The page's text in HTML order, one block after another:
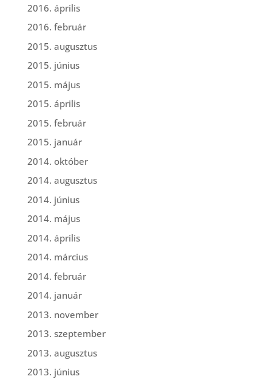
2016. április
2016. február
2015. augusztus
2015. június
2015. május
2015. április
2015. február
2015. január
2014. október
2014. augusztus
2014. június
2014. május
2014. április
2014. március
2014. február
2014. január
2013. november
2013. szeptember
2013. augusztus
2013. június